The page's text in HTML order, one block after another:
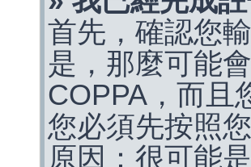
首先，確認您
是，那麼可能
COPPA，而且
您必須先按照
原因：很可能